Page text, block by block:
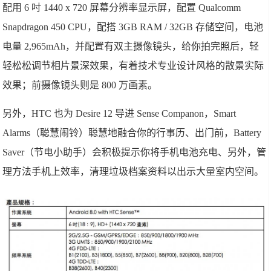
配用 6 吋 1440 x 720 屏幕分辨率显示屏，配置 Qualcomm
Snapdragon 450 CPU，配搭 3GB RAM / 32GB 存储空间，电池
电量 2,965mAh，并配置有双主摄像镜头，给你拍完照后，轻
轻松松调节相片景深效果，有着技术专业设计风格的散景实际
效果；前摄像镜头则是 800 万画素。
另外，HTC 也为 Desire 12 导进 Sense Companon，Smart
Alarms（聪慧闹铃）聪慧地融合你的行事历、出门前，Battery
Saver（节电小助手）会积极提示你将手机电池充电、另外，管
理方法手机上效率，清理垃圾档案资料以出示大量室内空间。